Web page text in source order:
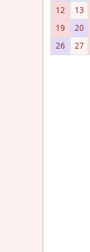
12
13
19
20
26
27